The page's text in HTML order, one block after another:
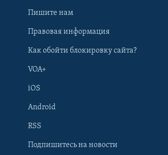
Learning English
Пишите нам
Правовая информация
Как обойти блокировку сайта?
VOA+
iOS
Android
RSS
Подпишитесь на новости